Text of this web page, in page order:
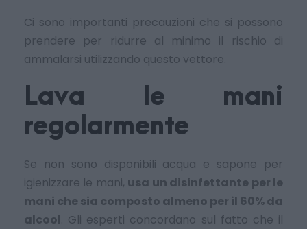
Ci sono importanti precauzioni che si possono
prendere per ridurre al minimo il rischio di
ammalarsi utilizzando questo vettore.
Lava le mani
regolarmente
Se non sono disponibili acqua e sapone per
igienizzare le mani, usa un disinfettante per le
mani che sia composto almeno per il 60% da
alcool. Gli esperti concordano sul fatto che il